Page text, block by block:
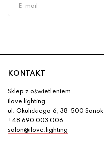
KONTAKT
Sklep z oświetleniem
ilove lighting
ul. Okulickiego 6, 38-500 Sanok
+48 690 003 006
salon@ilove.lighting